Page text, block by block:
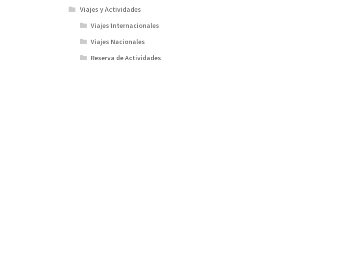
Viajes y Actividades
Viajes Internacionales
Viajes Nacionales
Reserva de Actividades